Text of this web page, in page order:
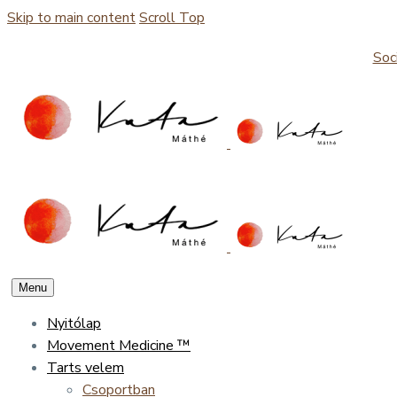
Skip to main contentScroll Top
Menu
Nyitólap
Movement Medicine ™
Tarts velem
Csoportban